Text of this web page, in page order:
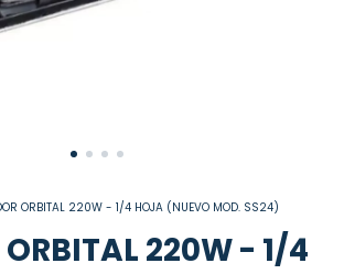
ORBITAL 220W - 1/4 HOJA (NUEVO MOD. SS24)
220W - 1/4